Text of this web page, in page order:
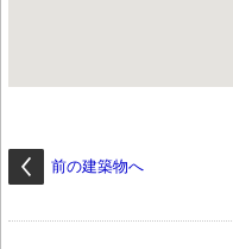
前の建築物へ